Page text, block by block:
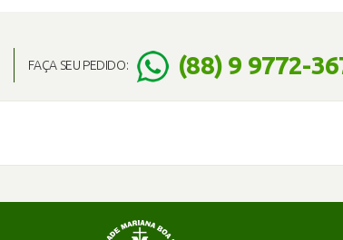
FAÇA SEU PEDIDO: (88) 9 9772-